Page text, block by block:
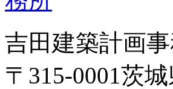
吉田建築計画
〒315-0001茨